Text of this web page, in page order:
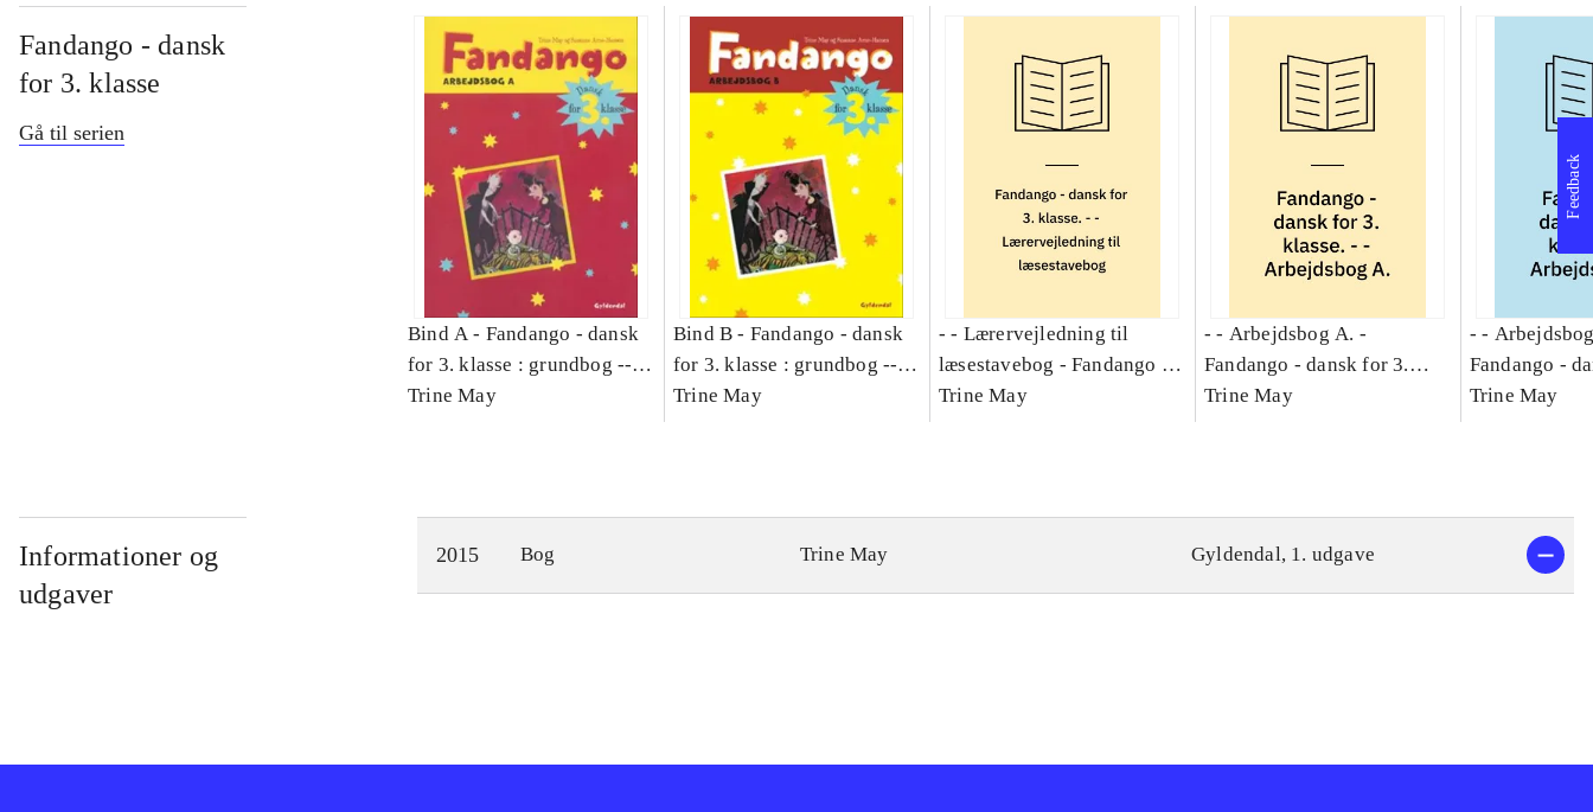
Fandango - dansk
for 3. klasse
Gå til serien
Bind A - Fandango - dansk
for 3. klasse : grundbog --
Arbejdsbog. Bind A
Trine May
Bind B - Fandango - dansk
for 3. klasse : grundbog --
Arbejdsbog. Bind B
Trine May
- - Lærervejledning til
læsestavebog - Fandango -
dansk for 3. klasse :
Trine May
- - Arbejdsbog A. -
Fandango - dansk for 3.
klasse : grundbog. - -
Trine May
- -
Fandango -
klasse :
Trine May
Informationer og
udgaver
2015 Bog Trine May Gyldendal, 1. udgave
Feedback